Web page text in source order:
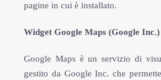
pagine in cui è installato.
Widget Google Maps (Google Inc.)
Google Maps è un servizio di
gestito da Google Inc. che